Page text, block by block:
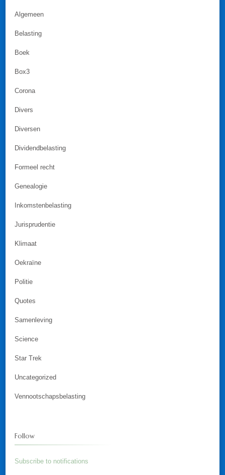
Algemeen
Belasting
Boek
Box3
Corona
Divers
Diversen
Dividendbelasting
Formeel recht
Genealogie
Inkomstenbelasting
Jurisprudentie
Klimaat
Oekraïne
Politie
Quotes
Samenleving
Science
Star Trek
Uncategorized
Vennootschapsbelasting
Follow
Subscribe to notifications